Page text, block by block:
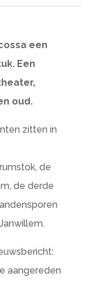
een
Een
oud.
zitten in
de
de derde
aangereden